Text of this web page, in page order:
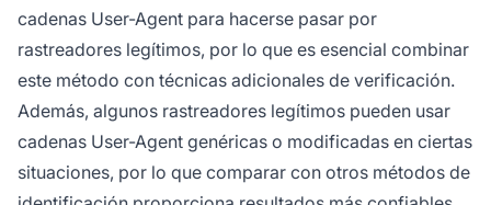
cadenas User-Agent para hacerse pasar por
rastreadores legítimos, por lo que es esencial combinar
este método con técnicas adicionales de verificación.
Además, algunos rastreadores legítimos pueden usar
cadenas User-Agent genéricas o modificadas en ciertas
situaciones, por lo que comparar con otros métodos de